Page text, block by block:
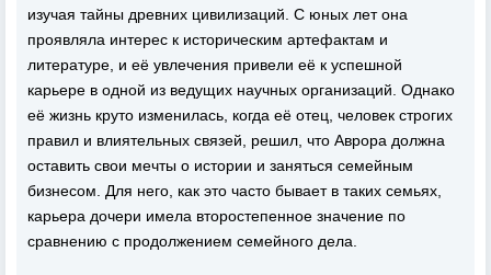
изучая тайны древних цивилизаций. С юных лет она
проявляла интерес к историческим артефактам и
литературе, и её увлечения привели её к успешной
карьере в одной из ведущих научных организаций. Однако
её жизнь круто изменилась, когда её отец, человек строгих
правил и влиятельных связей, решил, что Аврора должна
оставить свои мечты о истории и заняться семейным
бизнесом. Для него, как это часто бывает в таких семьях,
карьера дочери имела второстепенное значение по
сравнению с продолжением семейного дела.